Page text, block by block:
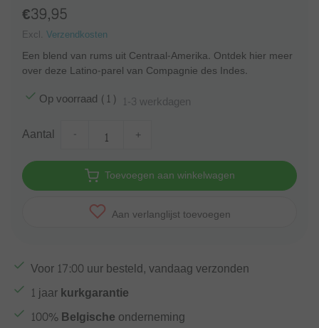
€39,95
Excl. Verzendkosten
Een blend van rums uit Centraal-Amerika. Ontdek hier meer
over deze Latino-parel van Compagnie des Indes.
Op voorraad (1) 1-3 werkdagen
Aantal +
Toevoegen aan winkelwagen
Aan verlanglijst toevoegen
Voor 17:00 uur besteld, vandaag verzonden
1 jaarkurkgarantie
100%Belgische onderneming